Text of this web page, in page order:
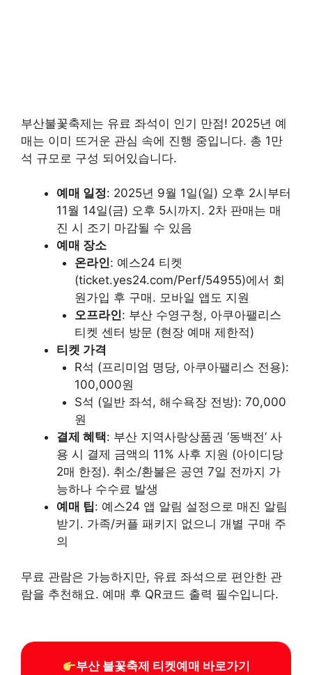
부산불꽃축제는 유료 좌석이 인기 만점! 2025년 예
매는 이미 뜨거운 관심 속에 진행 중입니다. 총 1만
석 규모로 구성 되어있습니다.
예매 일정: 2025년 9월 1일(일) 오후 2시부터
11월 14일(금) 오후 5시까지. 2차 판매는 매
진 시 조기 마감될 수 있음
예매 장소
온라인: 예스24 티켓
(ticket.yes24.com/Perf/54955)에서 회
원가입 후 구매. 모바일 앱도 지원
오프라인: 부산 수영구청, 아쿠아팰리스
티켓 센터 방문 (현장 예매 제한적)
티켓 가격
R석 (프리미엄 명당, 아쿠아팰리스 전용):
100,000원
S석 (일반 좌석, 해수욕장 전방): 70,000
원
결제 혜택: 부산 지역사랑상품권 ‘동백전’ 사
용 시 결제 금액의 11% 사후 지원 (아이디당
2매 한정). 취소/환불은 공연 7일 전까지 가
능하나 수수료 발생
예매 팁: 예스24 앱 알림 설정으로 매진 알림
받기. 가족/커플 패키지 없으니 개별 구매 주
의
무료 관람은 가능하지만, 유료 좌석으로 편안한 관
람을 추천해요. 예매 후 QR코드 출력 필수입니다.
부산 불꽃축제 티켓예매 바로가기